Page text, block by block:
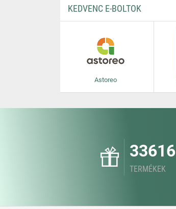
KEDVENC E-BOLTOK
Astoreo
33616
TERMÉKEK